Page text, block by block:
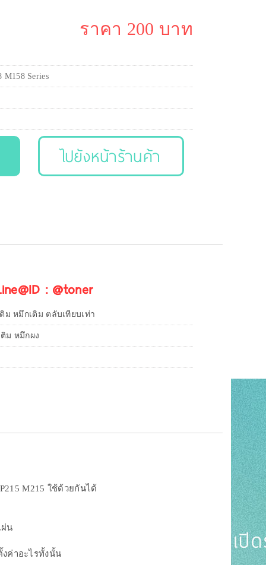
ราคา 200 บาท
Series
ไปยังหน้าร้านค้า
: @toner
ม หมึกเติม ตลับเทียบเท่า
ม หมึกผง
M215 ใช้ด้วยกันได้
น
ค่าอะไรทั้งนั้น